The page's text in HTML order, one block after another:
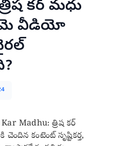
కర్ మధు
వీడియో
Madhu: త్రిష కర్
కంటెంట్ సృష్టికర్త,